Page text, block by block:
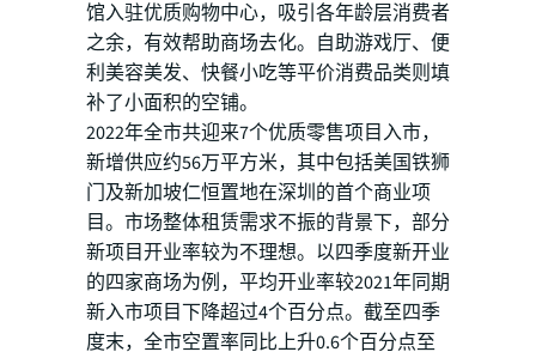
馆入驻优质购物中心，吸引各年龄层消费者
之余，有效帮助商场去化。自助游戏厅、便
利美容美发、快餐小吃等平价消费品类则填
补了小面积的空铺。
2022年全市共迎来7个优质零售项目入市，
新增供应约56万平方米，其中包括美国铁狮
门及新加坡仁恒置地在深圳的首个商业项
目。市场整体租赁需求不振的背景下，部分
新项目开业率较为不理想。以四季度新开业
的四家商场为例，平均开业率较2021年同期
新入市项目下降超过4个百分点。截至四季
度末，全市空置率同比上升0.6个百分点至